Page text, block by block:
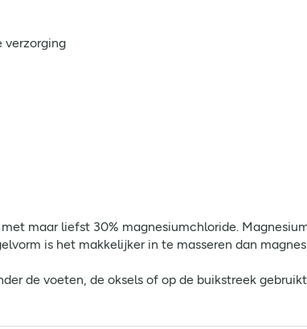
verzorging
maar liefst 30% magnesiumchloride.
is het makkelijker in te masseren dan
de voeten, de oksels of op de buikstreek